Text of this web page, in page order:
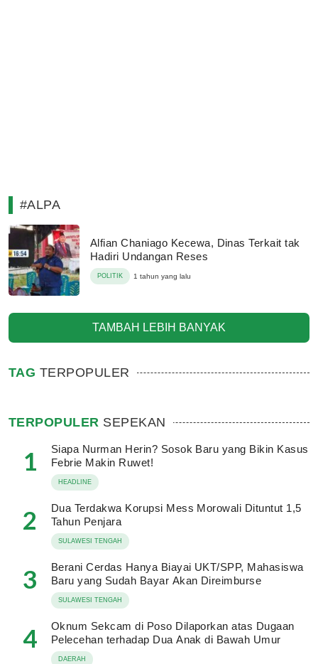
#ALPA
Alfian Chaniago Kecewa, Dinas Terkait tak
Hadiri Undangan Reses
POLITIK 1 tahun yang lalu
TAMBAH LEBIH BANYAK
TAG TERPOPULER
TERPOPULER SEPEKAN
1
Siapa Nurman Herin? Sosok Baru yang Bikin Kasus
Febrie Makin Ruwet!
HEADLINE
2
Dua Terdakwa Korupsi Mess Morowali Dituntut 1,5
Tahun Penjara
SULAWESI TENGAH
3
Berani Cerdas Hanya Biayai UKT/SPP, Mahasiswa
Baru yang Sudah Bayar Akan Direimburse
SULAWESI TENGAH
4
Oknum Sekcam di Poso Dilaporkan atas Dugaan
Pelecehan terhadap Dua Anak di Bawah Umur
DAERAH